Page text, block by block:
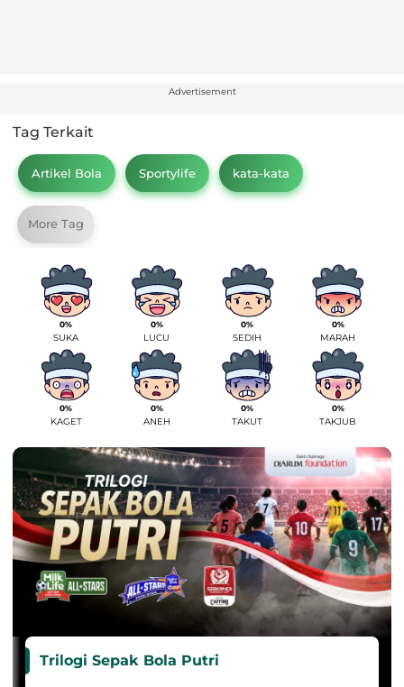
Advertisement
Tag Terkait
Artikel Bola Sportylife kata-kata
More Tag
0%
SUKA
0%
LUCU
0%
SEDIH
0%
MARAH
0%
KAGET
0%
ANEH
0%
TAKUT
0%
TAKJUB
Trilogi Sepak Bola Putri